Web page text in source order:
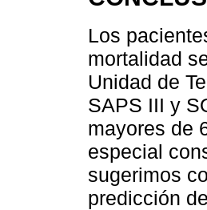
Los
mortalidad
Unidad de
SAPS III y
mayores de
especial
sugerimos
predicción